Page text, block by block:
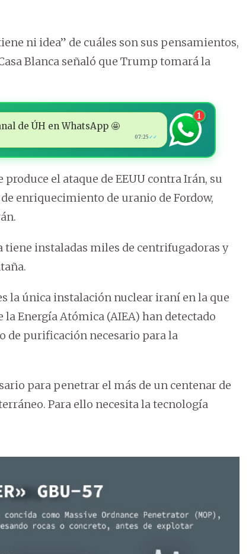
ni idea” de cuáles son sus pensamientos,
Blanca señaló que Trump tomará la
de ÚH en WhatsApp 🤩
07:25 ✓✓
1
produce el ataque de EEUU contra Irán, su
enriquecimiento de uranio de Fordow,
instaladas miles de centrifugadoras y
la única instalación nuclear iraní en la que
Energía Atómica (AIEA) han detectado
de purificación necesario para la
para penetrar el más de un centenar de
Para ello necesita la tecnología